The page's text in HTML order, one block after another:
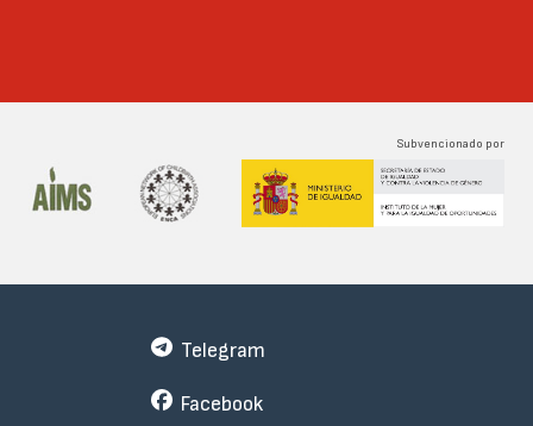
Subvencionado por
Telegram
Facebook